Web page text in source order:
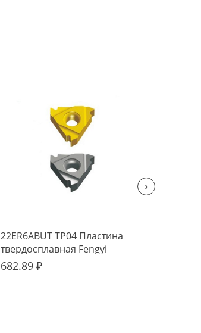
22ER6ABUT TP04 Пластина
твердосплавная Fengyi
682.89 ₽
›